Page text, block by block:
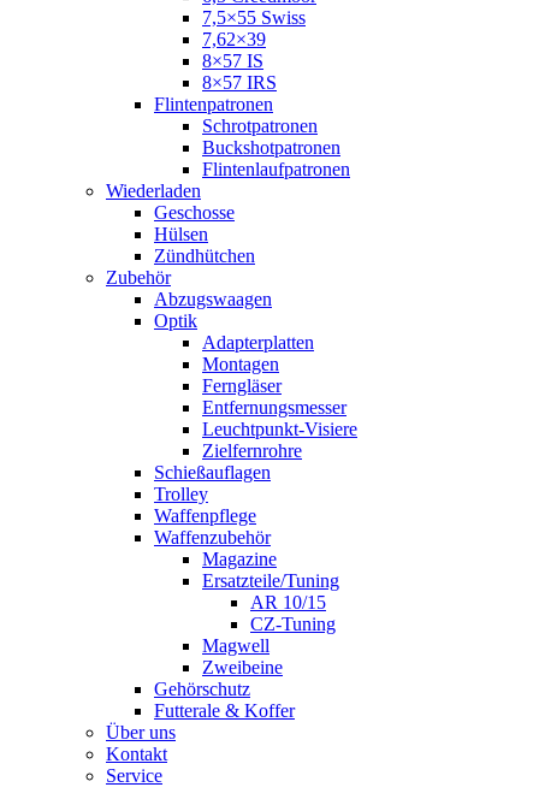
7,5×55 Swiss
7,62×39
8×57 IS
8×57 IRS
Flintenpatronen
Schrotpatronen
Buckshotpatronen
Flintenlaufpatronen
Wiederladen
Geschosse
Hülsen
Zündhütchen
Zubehör
Abzugswaagen
Optik
Adapterplatten
Montagen
Ferngläser
Entfernungsmesser
Leuchtpunkt-Visiere
Zielfernrohre
Schießauflagen
Trolley
Waffenpflege
Waffenzubehör
Magazine
Ersatzteile/Tuning
AR 10/15
CZ-Tuning
Magwell
Zweibeine
Gehörschutz
Futterale & Koffer
Über uns
Kontakt
Service